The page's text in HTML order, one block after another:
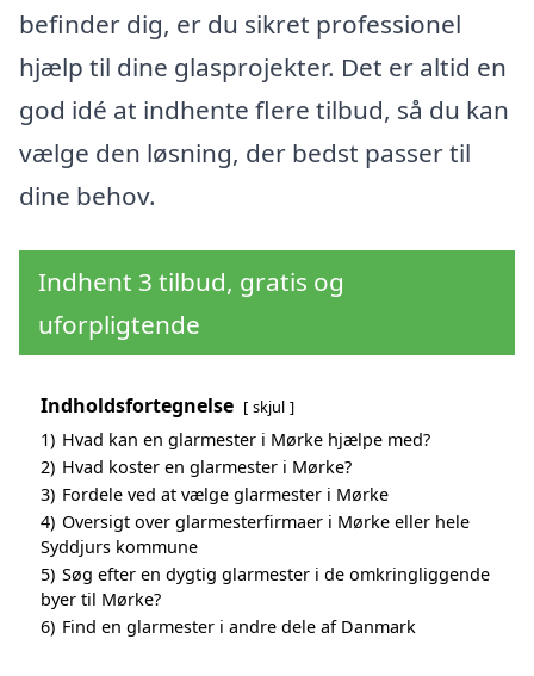
befinder dig, er du sikret professionel
hjælp til dine glasprojekter. Det er altid en
god idé at indhente flere tilbud, så du kan
vælge den løsning, der bedst passer til
dine behov.
Indhent 3 tilbud, gratis og
uforpligtende
Indholdsfortegnelse skjul
1) Hvad kan en glarmester i Mørke hjælpe med?
2) Hvad koster en glarmester i Mørke?
3) Fordele ved at vælge glarmester i Mørke
4) Oversigt over glarmesterfirmaer i Mørke eller hele
Syddjurs kommune
5) Søg efter en dygtig glarmester i de omkringliggende
byer til Mørke?
6) Find en glarmester i andre dele af Danmark